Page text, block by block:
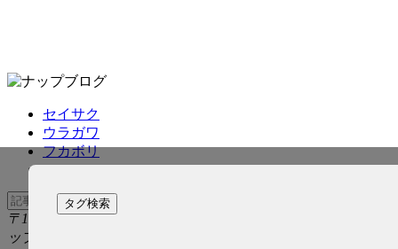
タグ検索
セイサク
ウラガワ
フカボリ
〒150-0011 東京都渋谷区東2-5-36 大泉ビル1F 株式会社ナ
ップ